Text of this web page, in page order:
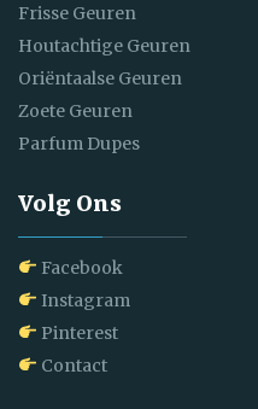
Frisse Geuren
Houtachtige Geuren
Oriëntaalse Geuren
Zoete Geuren
Parfum Dupes
Volg Ons
Facebook
Instagram
Pinterest
Contact